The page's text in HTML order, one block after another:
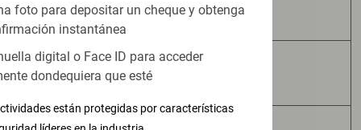
foto para depositar un cheque y obtenga
instantánea
digital o Face ID para acceder
dondequiera que esté
están protegidas por características
No Tienen Garantía Bancaria
Pueden Perder Valor